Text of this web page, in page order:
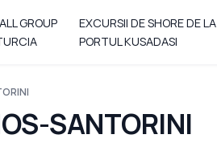
GROUP
EXCURSII DE SHORE DE LA
PORTUL KUSADASI
SANTORINI